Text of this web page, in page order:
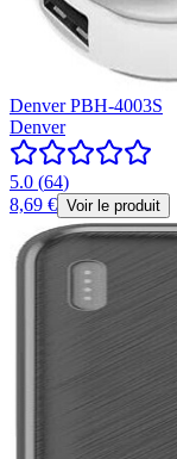
Denver PBH-4003S
Denver
5.0 (64)
8,69 € Voir le produit